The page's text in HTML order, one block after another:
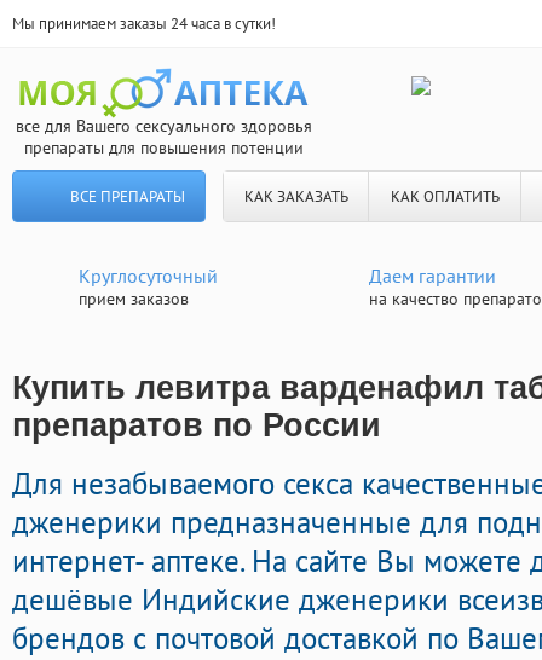
Мы принимаем заказы 24 часа в сутки!
все для Вашего сексуального здоровья
препараты для повышения потенции
ВСЕ ПРЕПАРАТЫ КАК ЗАКАЗАТЬ КАК ОПЛАТИТЬ
Круглосуточный
прием заказов
Даем гарантии
на качество
Купить левитра варденафил
препаратов по России
Для незабываемого секса
дженерики предназначенные для
интернет- аптеке. На сайте Вы можете
дешёвые Индийские дженерики
брендов с почтовой доставкой по